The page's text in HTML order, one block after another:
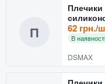
П 62 грн./
В наявності
DSMAX